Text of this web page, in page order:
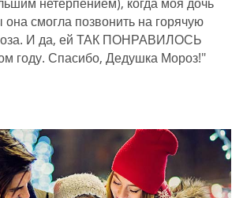
она смогла позвонить на горячую
И да, ей ТАК ПОНРАВИЛОСЬ
году. Спасибо, Дедушка Мороз!"